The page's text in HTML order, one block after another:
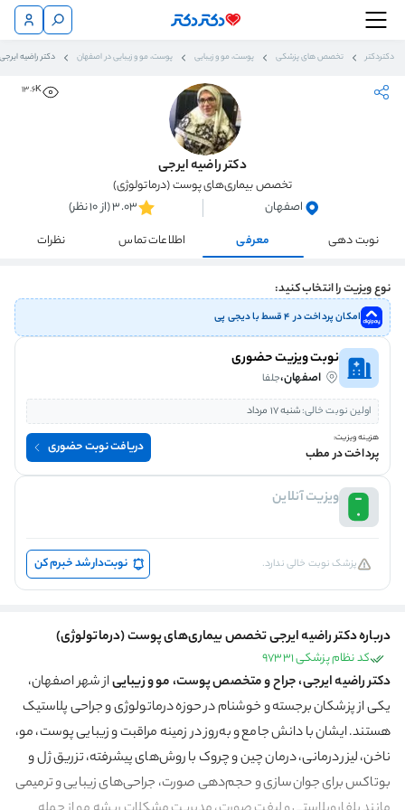
دکتردکتر تخصص های پزشکی پوست، مو و زیبایی پوست، مو و زیبایی در اصفهان دکتر راضیه ایرجی
13.6K
دکتر راضیه ایرجی
تخصص بیماری‌های پوست (درماتولوژی)
اصفهان
3.03 (از 10 نظر)
نوبت دهی
معرفی اطلاعات تماس نظرات
نوع ویزیت را انتخاب کنید:
امکان پرداخت در ۴ قسط با دیجی پی
نوبت ویزیت حضوری
اصفهان،جلفا
اولین نوبت خالی:شنبه 17 مرداد
هزینه ویزیت:
پرداخت در مطب دریافت نوبت حضوری
ویزیت آنلاین
پزشک نوبت خالی ندارد. نوبت‌دار شد خبرم کن
درباره دکتر راضیه ایرجی تخصص بیماری‌های پوست (درماتولوژی)
کد نظام پزشکی 97331
دکتر راضیه ایرجی، جراح و متخصص پوست، مو و زیباییاز شهر اصفهان،
یکی از پزشکان برجسته و خوشنام در حوزه درماتولوژی و جراحی پلاستیک
هستند. ایشان با دانش جامع و به‌روز در زمینه مراقبت و زیبایی پوست، مو،
ناخن، لیزر درمانی، درمان چین و چروک با روش‌های پیشرفته، تزریق ژل و
بوتاکس برای جوان‌سازی و حجم‌دهی صورت، جراحی‌های زیبایی و ترمیمی